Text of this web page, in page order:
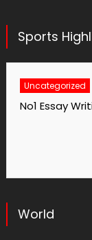
Sports
Uncategorized
No1 Essay
World